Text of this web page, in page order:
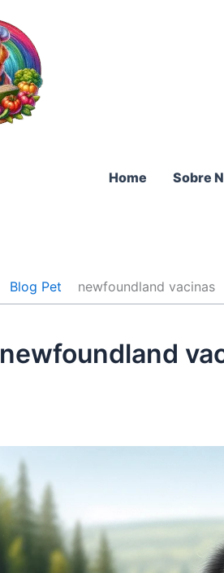
Home Sobre
Blog Pet newfoundland vacinas
newfoundland